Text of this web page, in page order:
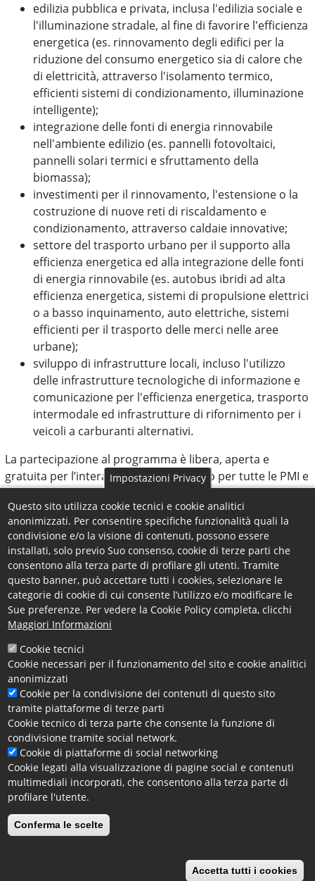
edilizia pubblica e privata, inclusa l'edilizia sociale e
l'illuminazione stradale, al fine di favorire l'efficienza
energetica (es. rinnovamento degli edifici per la
riduzione del consumo energetico sia di calore che
di elettricità, attraverso l'isolamento termico,
efficienti sistemi di condizionamento, illuminazione
intelligente);
integrazione delle fonti di energia rinnovabile
nell'ambiente edilizio (es. pannelli fotovoltaici,
pannelli solari termici e sfruttamento della
biomassa);
investimenti per il rinnovamento, l'estensione o la
costruzione di nuove reti di riscaldamento e
condizionamento, attraverso caldaie innovative;
settore del trasporto urbano per il supporto alla
efficienza energetica ed alla integrazione delle fonti
di energia rinnovabile (es. autobus ibridi ad alta
efficienza energetica, sistemi di propulsione elettrici
o a basso inquinamento, auto elettriche, sistemi
efficienti per il trasporto delle merci nelle aree
urbane);
sviluppo di infrastrutture locali, incluso l'utilizzo
delle infrastrutture tecnologiche di informazione e
comunicazione per l'efficienza energetica, trasporto
intermodale ed infrastrutture di rifornimento per i
veicoli a carburanti alternativi.
La partecipazione al programma è libera, aperta e
gratuita per l’intera durata del progetto per tutte le PMI e
le Imprese che abbiano la sede legale o l’unità locale
iscritta al Registro delle Imprese della Camera di
Commercio di Cosenza.
Le manifestazioni d’interesse possono essere inoltrate
finchè la Camera di Commercio di Cosenza non inoltrerà
la candidatura ufficiale alla BEI a:
progettoelena@cs.camcom.it
Dopo l’invio della documentazione, la Camera effettuerà
un controllo circa la completezza e la congruità della
stessa. Al termine l’impresa riceverà una comunicazione
o di richiesta di integrazioni o di conferma circa
l’inserimento nella base line di progetto.
Per informazioni in merito alla presente
manifestazione d'interesse è possibile rivolgersi alla
C.C.I.A.A. di Cosenza a mezzo e-mail all’indirizzo
progettoelena@cs.camcom.itoppure a mezzo telefono ai
numeri 0984/815258 - 0984/815248 o 0984/815276 dal
lunedì al venerdì, dalle ore 09.00 alle ore 13.00 e martedì
e giovedì anche dalle 15.00 alle 17.00.
Leggi tutto
Scadenza:
Paginazione
Impostazioni Privacy
Questo sito utilizza cookie tecnici e cookie analitici
anonimizzati. Per consentire specifiche funzionalità quali la
condivisione e/o la visione di contenuti, possono essere
installati, solo previo Suo consenso, cookie di terze parti che
consentono alla terza parte di profilare gli utenti. Tramite
questo banner, può accettare tutti i cookies, selezionare le
categorie di cookie di cui consente l’utilizzo e/o modificare le
Sue preferenze. Per vedere la Cookie Policy completa, clicchi
Maggiori Informazioni
Cookie tecnici
Cookie necessari per il funzionamento del sito e cookie analitici
anonimizzati
Cookie per la condivisione dei contenuti di questo sito
tramite piattaforme di terze parti
Cookie tecnico di terza parte che consente la funzione di
condivisione tramite social network.
Cookie di piattaforme di social networking
Cookie legati alla visualizzazione di pagine social e contenuti
multimediali incorporati, che consentono alla terza parte di
profilare l'utente.
Conferma le scelte
Accetta tutti i cookies